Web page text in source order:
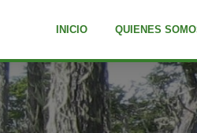
INICIO QUIENES